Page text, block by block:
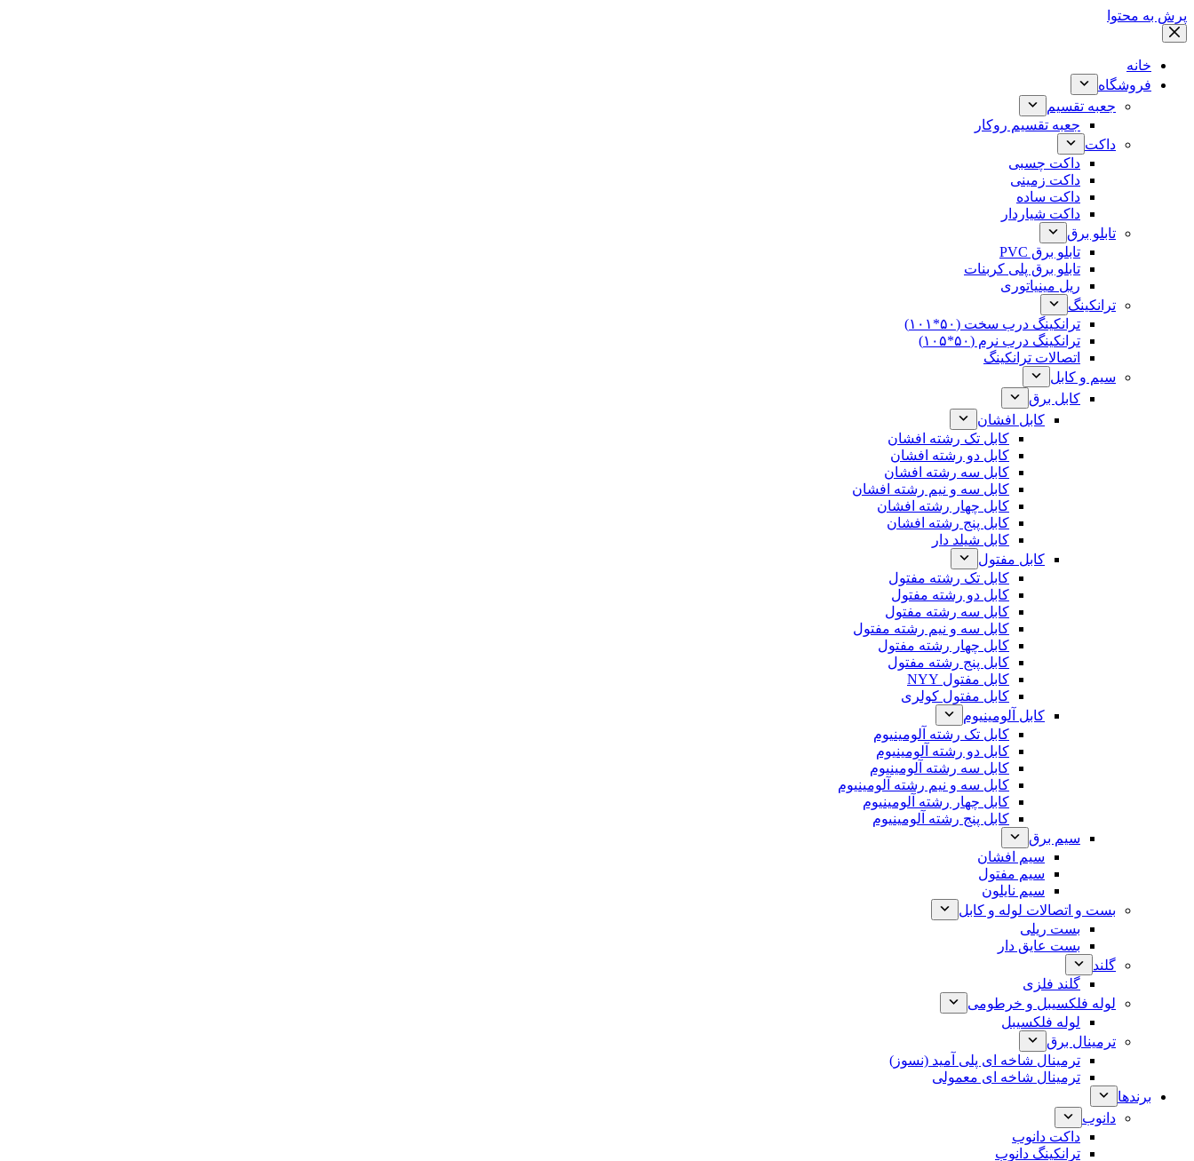
پرش به محتوا
خانه
فروشگاه
جعبه تقسیم
جعبه تقسیم روکار
داکت
داکت چسبی
داکت زمینی
داکت ساده
داکت شیاردار
تابلو برق
تابلو برق PVC
تابلو برق پلی کربنات
ریل مینیاتوری
ترانکینگ
ترانکینگ درب سخت (۵۰*۱۰۱)
ترانکینگ درب نرم (۵۰*۱۰۵)
اتصالات ترانکینگ
سیم و کابل
کابل برق
کابل افشان
کابل تک رشته افشان
کابل دو رشته افشان
کابل سه رشته افشان
کابل سه و نیم رشته افشان
کابل چهار رشته افشان
کابل پنج رشته افشان
کابل شیلد دار
کابل مفتول
کابل تک رشته مفتول
کابل دو رشته مفتول
کابل سه رشته مفتول
کابل سه و نیم رشته مفتول
کابل چهار رشته مفتول
کابل پنج رشته مفتول
کابل مفتول NYY
کابل مفتول کولری
کابل آلومینیوم
کابل تک رشته آلومینیوم
کابل دو رشته آلومینیوم
کابل سه رشته آلومینیوم
کابل سه و نیم رشته آلومینیوم
کابل چهار رشته آلومینیوم
کابل پنج رشته آلومینیوم
سیم برق
سیم افشان
سیم مفتول
سیم نایلون
بست و اتصالات لوله و کابل
بست ریلی
بست عایق دار
گلند
گلند فلزی
لوله فلکسیبل و خرطومی
لوله فلکسیبل
ترمینال برق
ترمینال شاخه ای پلی آمید (نسوز)
ترمینال شاخه ای معمولی
برندها
دانوب
داکت دانوب
ترانکینگ دانوب